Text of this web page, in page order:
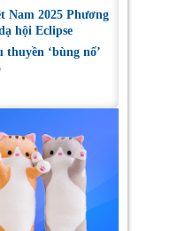
Nam 2025 Phương
hội Eclipse
‘bùng nổ’